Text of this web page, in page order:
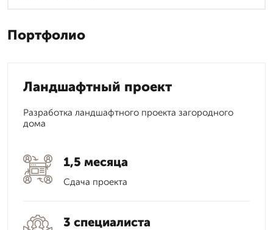
Портфолио
Ландшафтный проект
Разработка ландшафтного проекта загородного
дома
1,5 месяца
Сдача проекта
3 специалиста